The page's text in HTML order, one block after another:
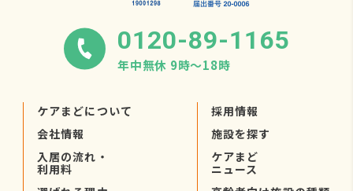
0120-89-1165
年中無休 9時〜18時
ケアまどについて
会社情報
入居の流れ・
利用料
採用情報
施設を探す
ケアまど
ニュース